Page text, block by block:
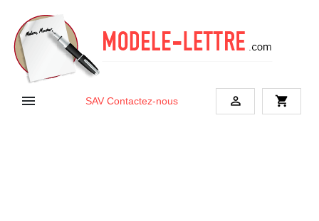
 SAV Contactez-nous  shopping_cart